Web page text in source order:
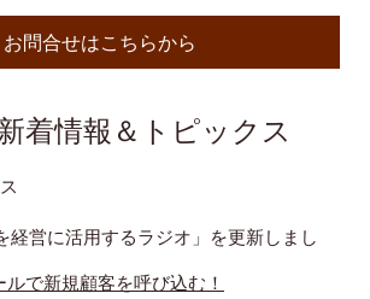
お問合せはこちらから
着情報＆トピックス
経営に活用するラジオ」を更新しまし
で新規顧客を呼び込む！